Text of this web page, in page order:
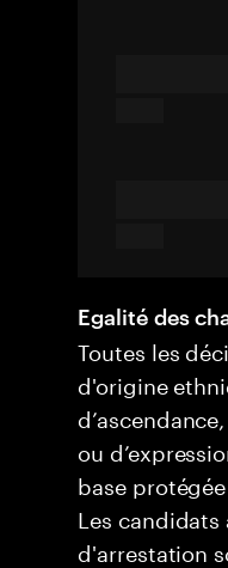
Egalité des
Toutes les
d'origine
ou
base
Les
d'arrestation